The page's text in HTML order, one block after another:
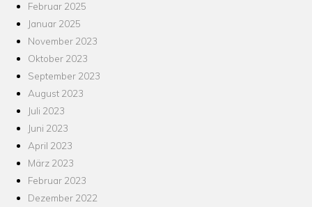
Februar 2025
Januar 2025
November 2023
Oktober 2023
September 2023
August 2023
Juli 2023
Juni 2023
April 2023
März 2023
Februar 2023
Dezember 2022